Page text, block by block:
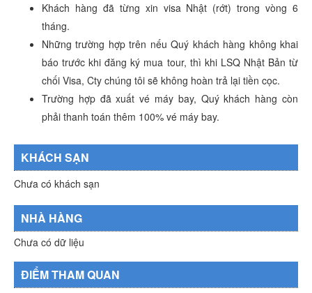
Khách hàng đã từng xin visa Nhật (rớt) trong vòng 6
tháng.
Những trường hợp trên nếu Quý khách hàng không khai
báo trước khi đăng ký mua tour, thì khi LSQ Nhật Bản từ
chối Visa, Cty chúng tôi sẽ không hoàn trả lại tiền cọc.
Trường hợp đã xuất vé máy bay, Quý khách hàng còn
phải thanh toán thêm 100% vé máy bay.
KHÁCH SẠN
Chưa có khách sạn
NHÀ HÀNG
Chưa có dữ liệu
ĐIỂM THAM QUAN